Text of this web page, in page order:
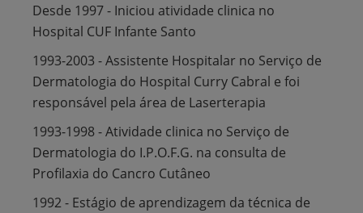
Desde 1997 - Iniciou atividade clinica no
Hospital CUF Infante Santo
1993-2003 - Assistente Hospitalar no Serviço de
Dermatologia do Hospital Curry Cabral e foi
responsável pela área de Laserterapia
1993-1998 - Atividade clinica no Serviço de
Dermatologia do I.P.O.F.G. na consulta de
Profilaxia do Cancro Cutâneo
1992 - Estágio de aprendizagem da técnica de